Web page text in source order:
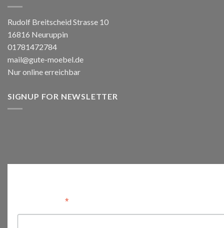
Rudolf Breitscheid Strasse 10
16816 Neuruppin
01781472784
mail@gute-moebel.de
Nur online erreichbar
SIGNUP FOR NEWSLETTER
*